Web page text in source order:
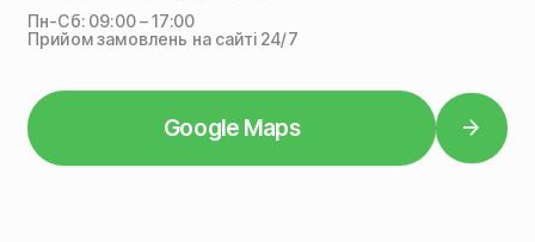
Пн-Сб: 09:00 – 17:00
Прийом замовлень на сайті 24/7
Google Maps